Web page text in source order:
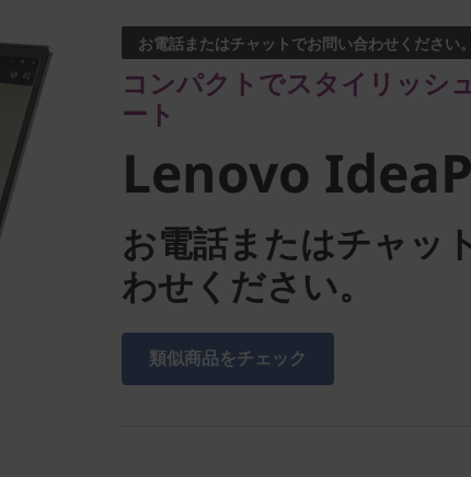
ート
Lenovo
320S
お電話またはチャットでお問い合わせください。
コンパクトでスタイリッシ
ート
Lenovo
お電話またはチャッ
わせください。
類似商品をチェック